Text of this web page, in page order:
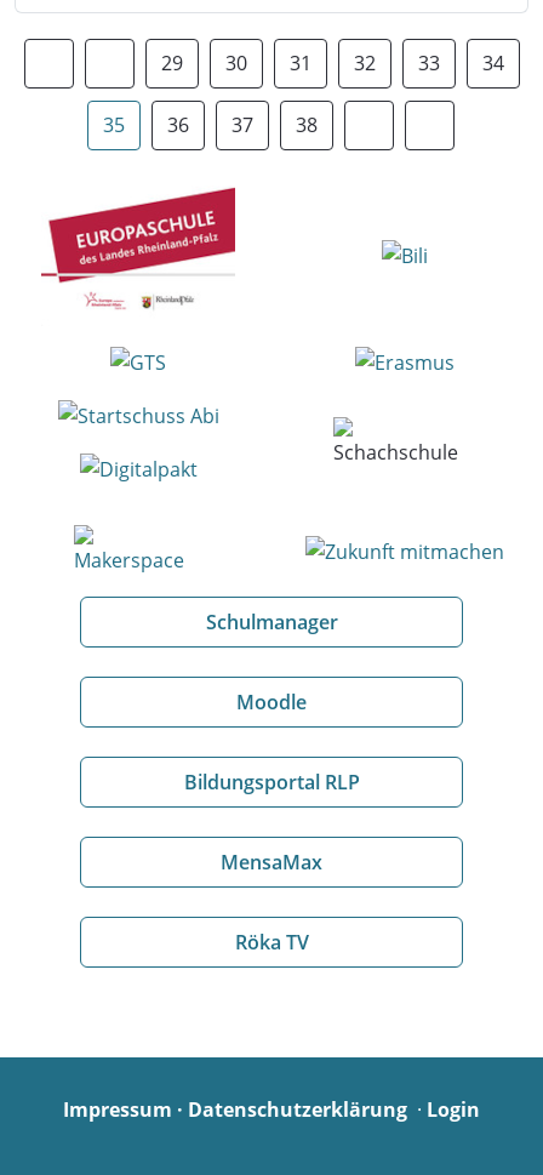
29 30 31 32 33 34
35 36 37 38
Schulmanager
Moodle
Bildungsportal RLP
MensaMax
Röka TV
Impressum · Datenschutzerklärung · Login